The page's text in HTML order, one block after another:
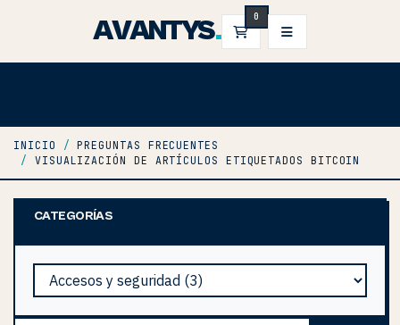
AVANTYS. 0
CARRO DE PEDIDOS
INICIO
PREGUNTAS FRECUENTES
VISUALIZACIÓN DE ARTÍCULOS ETIQUETADOS BITCOIN
CATEGORÍAS